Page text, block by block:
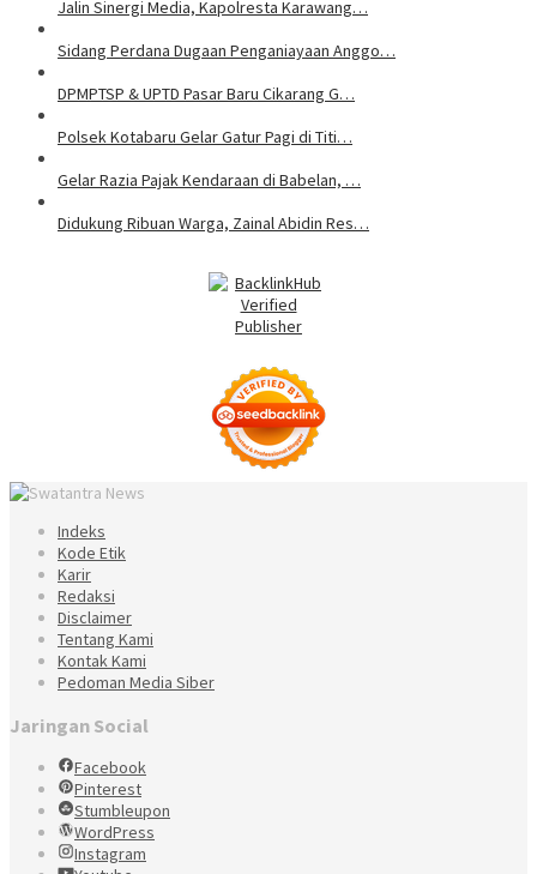
Jalin Sinergi Media, Kapolresta Karawang…
Sidang Perdana Dugaan Penganiayaan Anggo…
DPMPTSP & UPTD Pasar Baru Cikarang G…
Polsek Kotabaru Gelar Gatur Pagi di Titi…
Gelar Razia Pajak Kendaraan di Babelan, …
Didukung Ribuan Warga, Zainal Abidin Res…
Indeks
Kode Etik
Karir
Redaksi
Disclaimer
Tentang Kami
Kontak Kami
Pedoman Media Siber
Jaringan Social
Facebook
Pinterest
Stumbleupon
WordPress
Instagram